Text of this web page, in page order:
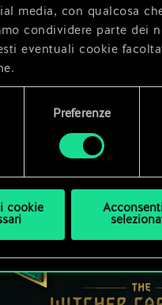
media, con qualcosa
condividere parte dei
eventuali cookie
su come utilizziamo i
Preferenze
cookie